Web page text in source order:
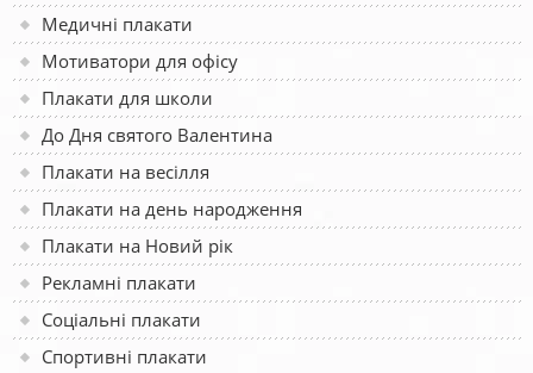
Медичні плакати
Мотиватори для офісу
Плакати для школи
До Дня святого Валентина
Плакати на весілля
Плакати на день народження
Плакати на Новий рік
Рекламні плакати
Соціальні плакати
Спортивні плакати